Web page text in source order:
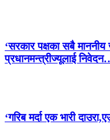
‘सरकार पक्षका सबै
प्रधानमन्त्रीज्यूलाई
‘गरिब मर्दा एक भारी